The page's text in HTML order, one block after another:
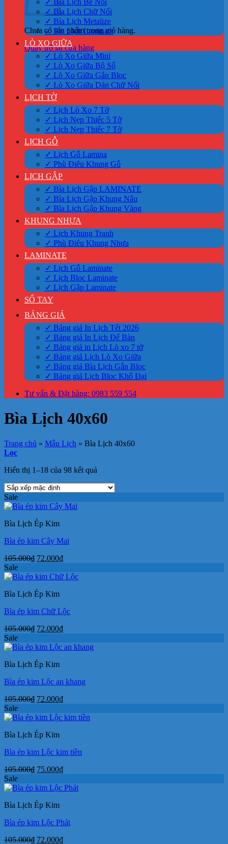
Chưa có sản phẩm trong giỏ hàng.
Quay trở lại cửa hàng
✓ Bìa Lịch Bế Nổi
✓ Bìa Lịch Chữ Nổi
✓ Bìa Lịch Metalize
✓ Bìa Lịch Laminate
LÒ XO GIỮA
✓ Lò Xo Giữa Mini
✓ Lò Xo Giữa Bộ Số
✓ Lò Xo Giữa Gắn Bloc
✓ Lò Xo Giữa Dán Chữ Nổi
LỊCH TỜ
✓ Lịch Lò Xo 7 Tờ
✓ Lịch Nẹp Thiếc 5 Tờ
✓ Lịch Nẹp Thiếc 7 Tờ
LỊCH GỖ
✓ Lịch Gỗ Lamina
✓ Phù Điêu Khung Gỗ
LỊCH GẬP
✓ Bìa Lịch Gập LAMINATE
✓ Bìa Lịch Gập Khung Nâu
✓ Bìa Lịch Gập Khung Vàng
KHUNG NHỰA
✓ Lịch Khung Tranh
✓ Phù Điêu Khung Nhựa
LAMINATE
✓ Lịch Gỗ Laminate
✓ Lịch Bloc Laminate
✓ Lịch Gập Laminate
SỔ TAY
BẢNG GIÁ
✓ Bảng giá In Lịch Tết 2026
✓ Bảng giá In Lịch Để Bàn
✓ Bảng giá in Lịch Lò xo 7 tờ
✓ Bảng giá Lịch Lò Xo Giữa
✓ Bảng giá Bìa Lịch Gắn Bloc
✓ Bảng giá Lịch Bloc Khổ Đại
Tư vấn & Đặt hàng: 0983 559 554
Bìa Lịch 40x60
Trang chủ » Mẫu Lịch » Bìa Lịch 40x60
Lọc
Hiển thị 1–18 của 98 kết quả
Sale
Bìa Lịch Ép Kim
Bìa ép kim Cây Mai
105.000₫ Giá
là:
72.000₫Giá
tại
Sale
Bìa Lịch Ép Kim
Bìa ép kim Chữ Lộc
105.000₫ Giá
là:
72.000₫Giá
tại
Sale
Bìa Lịch Ép Kim
Bìa ép kim Lộc an khang
105.000₫ Giá
là:
72.000₫Giá
tại
Sale
Bìa Lịch Ép Kim
Bìa ép kim Lộc kim tiền
105.000₫ Giá
là:
75.000₫Giá
tại
Sale
Bìa Lịch Ép Kim
Bìa ép kim Lộc Phát
105.000₫ Giá
72.000₫Giá